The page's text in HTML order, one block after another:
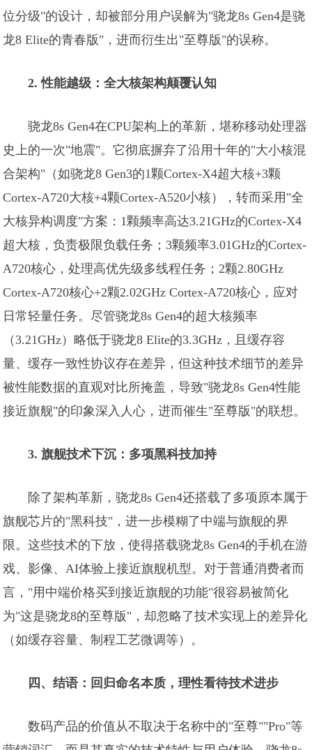
位分级"的设计，却被部分用户误解为"骁龙8s Gen4是骁
龙8 Elite的青春版"，进而衍生出"至尊版"的误称。
2. 性能越级：全大核架构颠覆认知
骁龙8s Gen4在CPU架构上的革新，堪称移动处理器
史上的一次"地震"。它彻底摒弃了沿用十年的"大小核混
合架构"（如骁龙8 Gen3的1颗Cortex-X4超大核+3颗
Cortex-A720大核+4颗Cortex-A520小核），转而采用"全
大核异构调度"方案：1颗频率高达3.21GHz的Cortex-X4
超大核，负责极限负载任务；3颗频率3.01GHz的Cortex-
A720核心，处理高优先级多线程任务；2颗2.80GHz
Cortex-A720核心+2颗2.02GHz Cortex-A720核心，应对
日常轻量任务。尽管骁龙8s Gen4的超大核频率
（3.21GHz）略低于骁龙8 Elite的3.3GHz，且缓存容
量、缓存一致性协议存在差异，但这种技术细节的差异
被性能数据的直观对比所掩盖，导致"骁龙8s Gen4性能
接近旗舰"的印象深入人心，进而催生"至尊版"的联想。
3. 旗舰技术下沉：多项黑科技加持
除了架构革新，骁龙8s Gen4还搭载了多项原本属于
旗舰芯片的"黑科技"，进一步模糊了中端与旗舰的界
限。这些技术的下放，使得搭载骁龙8s Gen4的手机在游
戏、影像、AI体验上接近旗舰机型。对于普通消费者而
言，"用中端价格买到接近旗舰的功能"很容易被简化
为"这是骁龙8的至尊版"，却忽略了技术实现上的差异化
（如缓存容量、制程工艺微调等）。
四、结语：回归命名本质，理性看待技术进步
数码产品的价值从不取决于名称中的"至尊""Pro"等